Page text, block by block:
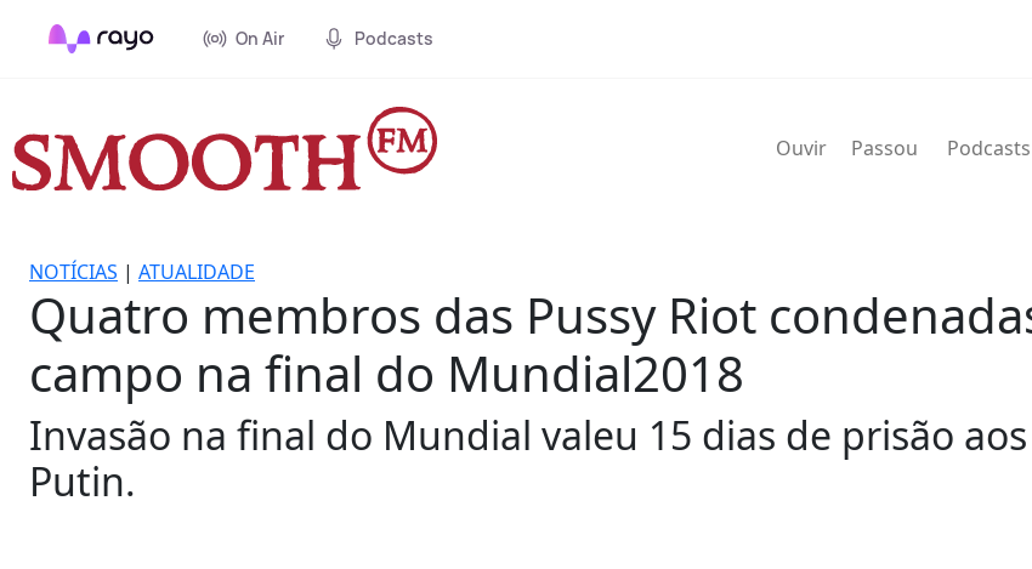
On Air Podcasts
Ouvir Passou Podcasts
NOTÍCIAS | ATUALIDADE
Quatro membros das Pussy Riot
campo na final do Mundial2018
Invasão na final do Mundial valeu 15 dias de prisão
Putin.